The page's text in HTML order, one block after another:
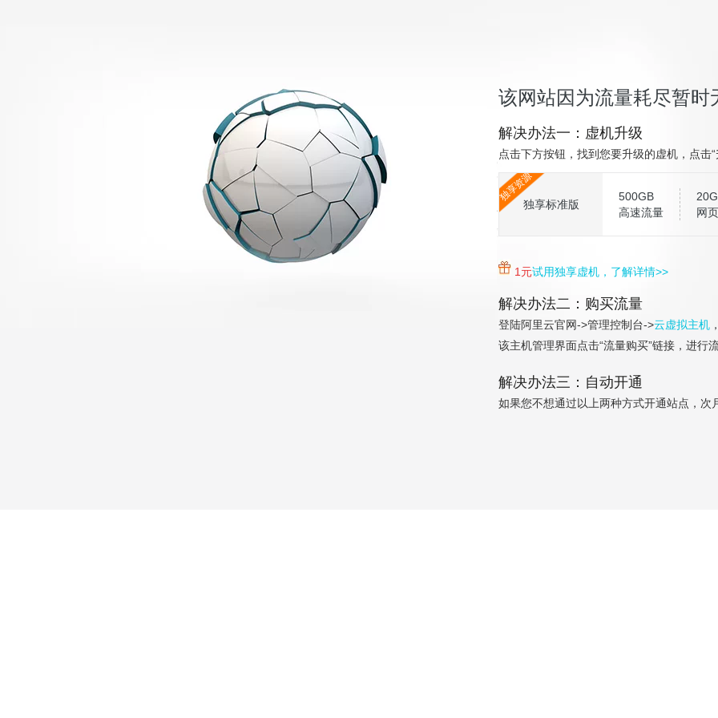
该网站因为流量耗尽暂时
解决办法一：虚机升级
点击下方按钮，找到您要升级的虚机，点击
独享资源
独享标准版
500GB
高速流量
网
1元试用独享虚机，了解详情>>
解决办法二：购买流量
登陆阿里云官网->管理控制台->云虚拟主机
该主机管理界面点击“流量购买”链接，进行
解决办法三：自动开通
如果您不想通过以上两种方式开通站点，次